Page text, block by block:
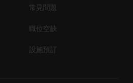
常見問題
職位空缺
設施預訂